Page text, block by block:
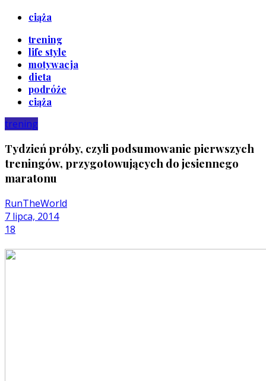
ciąża
trening
life style
motywacja
dieta
podróże
ciąża
trening
Tydzień próby, czyli podsumowanie pierwszych
treningów, przygotowujących do jesiennego
maratonu
RunTheWorld
7 lipca, 2014
18